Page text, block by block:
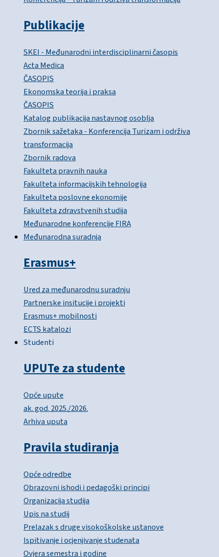
Publikacije
SKEI - Međunarodni interdisciplinarni časopis
Acta Medica
ČASOPIS
Ekonomska teorija i praksa
ČASOPIS
Katalog publikacija nastavnog osoblja
Zbornik sažetaka - Konferencija Turizam i održiva
transformacija
Zbornik radova
Fakulteta pravnih nauka
Fakulteta informacijskih tehnologija
Fakulteta poslovne ekonomije
Fakulteta zdravstvenih studija
Međunarodne konferencije FIRA
Međunarodna suradnja
Erasmus+
Ured za međunarodnu suradnju
Partnerske insitucije i projekti
Erasmus+ mobilnosti
ECTS katalozi
Studenti
UPUTe za studente
Opće upute
ak. god. 2025./2026.
Arhiva uputa
Pravila studiranja
Opće odredbe
Obrazovni ishodi i pedagoški principi
Organizacija studija
Upis na studij
Prelazak s druge visokoškolske ustanove
Ispitivanje i ocjenjivanje studenata
Ovjera semestra i godine